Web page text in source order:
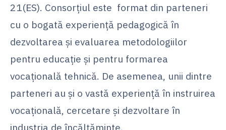
21(ES). Consorțiul este format din parteneri
cu o bogată experiență pedagogică în
dezvoltarea și evaluarea metodologiilor
pentru educație și pentru formarea
vocațională tehnică. De asemenea, unii dintre
parteneri au și o vastă experiență în instruirea
vocațională, cercetare și dezvoltare în
industria de încălțăminte.